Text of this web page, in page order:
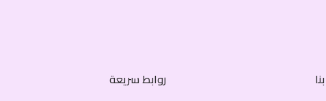
روابط سريعة